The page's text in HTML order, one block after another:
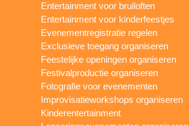
Entertainment voor bruiloften
Entertainment voor kinderfeestjes
Evenementregistratie regelen
Exclusieve toegang organiseren
Feestelijke openingen organiseren
Festivalproductie organiseren
Fotografie voor evenementen
Improvisatieworkshops organiseren
Kinderentertainment